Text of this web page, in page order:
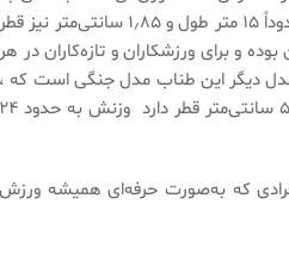
قطر طناب دارد. ۱٫ طناب معمولی حدوداً ۱۵ متر طول و ۱٫۸۵ سانتی‌متر نیز قطر
دارای ۱۳٫۵ کیلو وزن بوده و برای ورزشکاران و تازه‌کاران در هر
دیگر این طناب مدل جنگی است که ،
۲٫ این طناب ۱۵ متر طول داشته و ۵ سانتی‌متر قطر دارد وزنش به حدود ۲۴
که به‌صورت حرفه‌ای همیشه ورزش